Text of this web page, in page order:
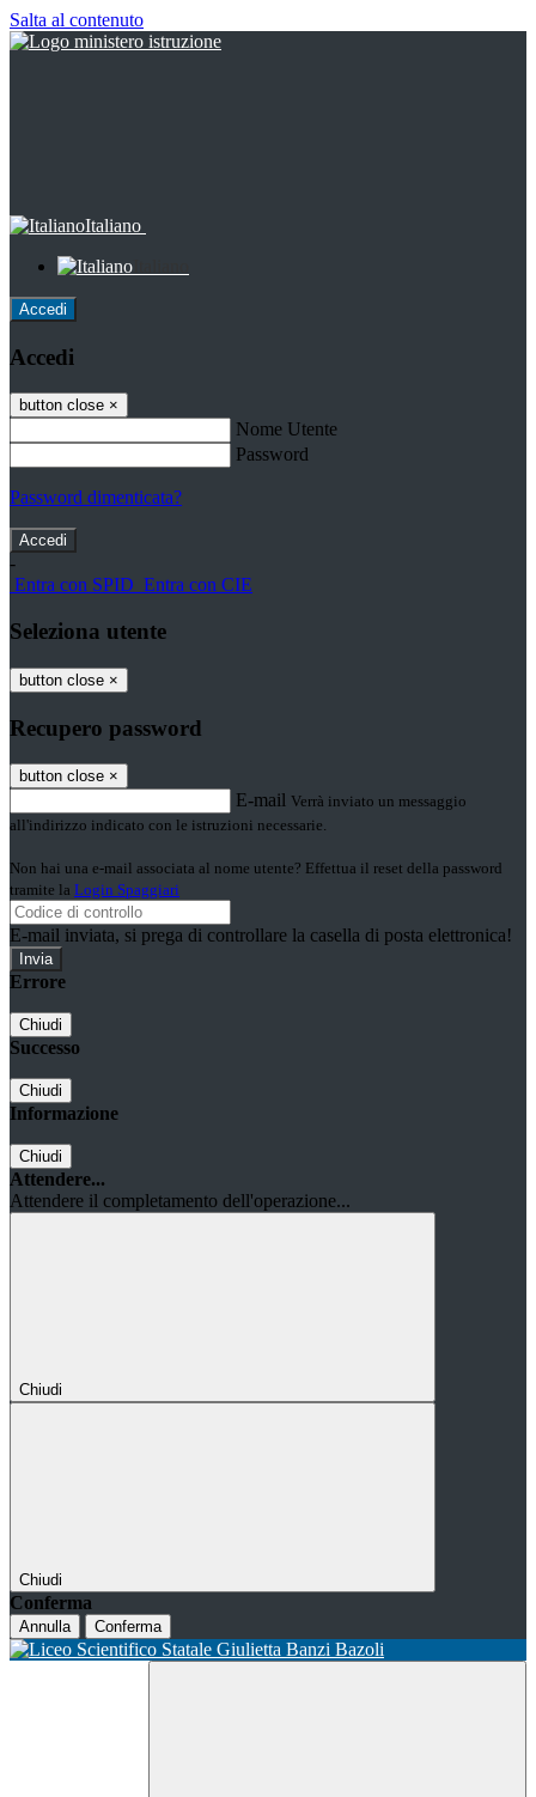
Salta al contenuto
Italiano
Accedi
Accedi
button close ×
Nome Utente
Password
Password dimenticata?
-
Entra con SPID Entra con CIE
Seleziona utente
button close ×
Recupero password
button close ×
E-mail Verrà inviato un messaggio
all'indirizzo indicato con le istruzioni necessarie.
Non hai una e-mail associata al nome utente? Effettua il reset della password
tramite la Login Spaggiari
E-mail inviata, si prega di controllare la casella di posta elettronica!
Errore
Chiudi
Successo
Chiudi
Informazione
Chiudi
Attendere...
Attendere il completamento dell'operazione...
Chiudi
Chiudi
Conferma
Annulla Conferma